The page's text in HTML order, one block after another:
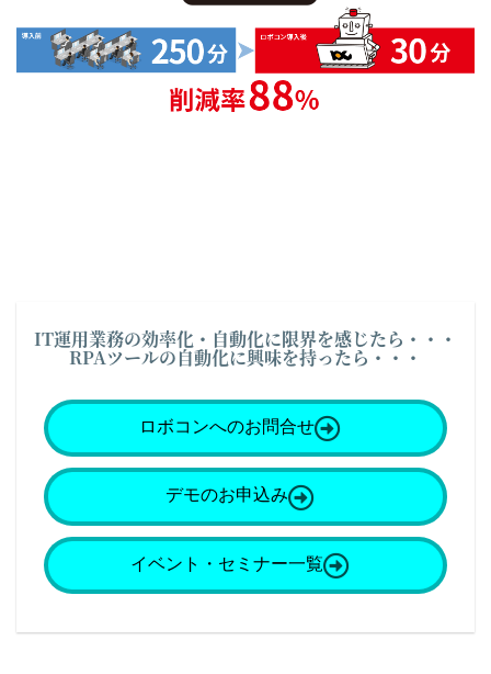
IT運用業務の効率化・自動化に限界を感じたら・・・
RPAツールの自動化に興味を持ったら・・・
ロボコンへのお問合せ
デモのお申込み
イベント・セミナー一覧